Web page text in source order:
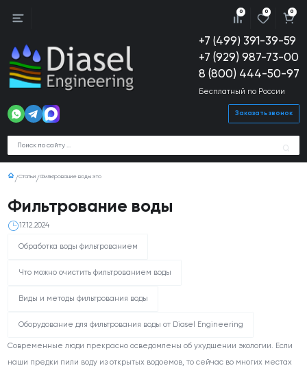
+7 (499) 391-39-59
+7 (929) 987-73-00
8 (800) 444-50-97
Бесплатный по России
Заказать звонок
0 0 0
Статьи Фильтрование воды это
Фильтрование воды
17.12.2024
Обработка воды фильтрованием
Что можно очистить фильтрованием воды
Виды и методы фильтрования воды
Оборудование для фильтрования воды от Diasel Engineering
Современные люди прекрасно осведомлены об ухудшении экологии. Если
наши предки пили воду из открытых водоемов, то сейчас во многих местах